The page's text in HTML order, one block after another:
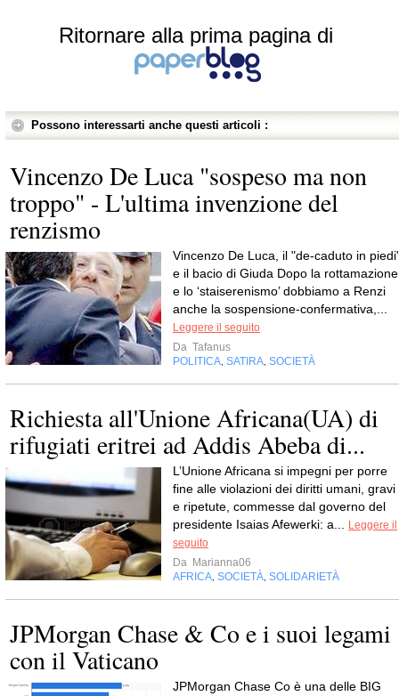
Ritornare alla prima pagina di
Possono interessarti anche questi articoli :
Vincenzo De Luca "sospeso ma non
troppo" - L'ultima invenzione del
renzismo
Vincenzo De Luca, il "de-caduto in
e il bacio di Giuda Dopo la rottamazione
e lo ‘staiserenismo’ dobbiamo a Renzi
anche la sospensione-confermativa,...
Leggere il seguito
Da Tafanus
POLITICA SATIRA SOCIETÀ
Richiesta all'Unione Africana(UA) di
rifugiati eritrei ad Addis Abeba di...
L’Unione Africana si impegni per porre
fine alle violazioni dei diritti umani, gravi
e ripetute, commesse dal governo del
presidente Isaias Afewerki: a...
Leggere il
seguito
Da Marianna06
AFRICA SOCIETÀ SOLIDARIETÀ
JPMorgan Chase & Co e i suoi legami
con il Vaticano
JPMorgan Chase Co è una delle BIG